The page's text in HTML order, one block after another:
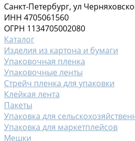
Санкт-Петербург, ул
ИНН 4705061560
ОГРН 1134705002080
Каталог
Изделия из картона и бумаги
Упаковочная пленка
Упаковочные ленты
Стрейч пленка для упаковки
Клейкая лента
Пакеты
Упаковка для
Упаковка для маркетплейсов
Мешки